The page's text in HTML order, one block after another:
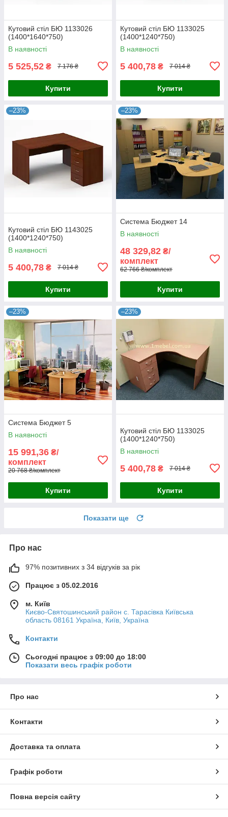
Кутовий стіл БЮ 1133026
(1400*1640*750)
В наявності
5 525,52 ₴ 7 176 ₴
Купити
Кутовий стіл БЮ 1133025
(1400*1240*750)
В наявності
5 400,78 ₴ 7 014 ₴
Купити
–23%
Кутовий стіл БЮ 1143025
(1400*1240*750)
В наявності
5 400,78 ₴ 7 014 ₴
Купити
–23%
Система Бюджет 14
В наявності
48 329,82 ₴/
комплект
62 766 ₴/комплект
Купити
–23%
Система Бюджет 5
В наявності
15 991,36 ₴/
комплект
20 768 ₴/комплект
Купити
–23%
Кутовий стіл БЮ 1133025
(1400*1240*750)
В наявності
5 400,78 ₴ 7 014 ₴
Купити
Показати ще
Про нас
97% позитивних з 34 відгуків за рік
Працює з 05.02.2016
м. Київ
Києво-Святошинський район с. Тарасівка Київська
область 08161 Україна, Київ, Україна
Контакти
Сьогодні працює з 09:00 до 18:00
Показати весь графік роботи
Про нас
Контакти
Доставка та оплата
Графік роботи
Повна версія сайту